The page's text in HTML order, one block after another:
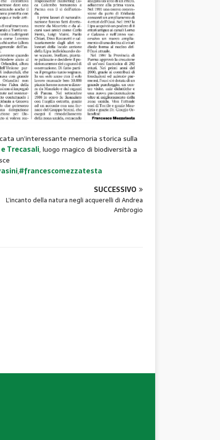
un’interessante memoria storica sulla
Trecasali, luogo magico di biodiversità a
,#francescomezzatesta
SUCCESSIVO
L’incanto della natura negli acquerelli di Andrea
Ambrogio